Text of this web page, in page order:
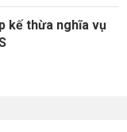
kế thừa nghĩa vụ